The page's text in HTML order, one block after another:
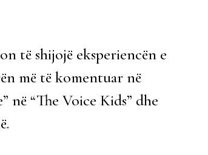
të shijojë eksperiencën e
më të komentuar në
në “The Voice Kids” dhe